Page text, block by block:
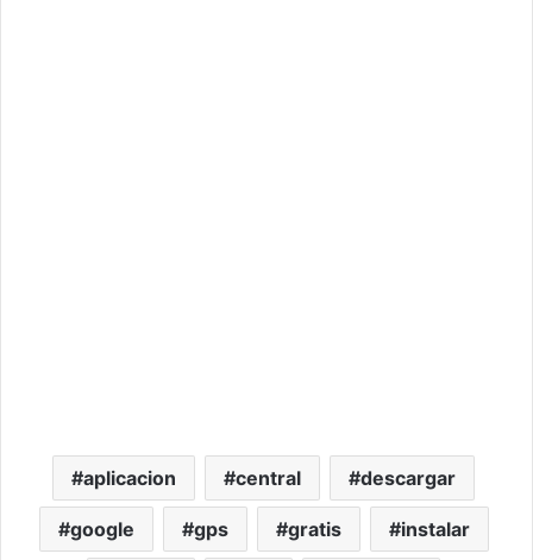
aplicacion central descargar
google gps gratis instalar